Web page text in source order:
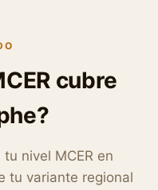
cubre
nivel MCER en
tu variante regional